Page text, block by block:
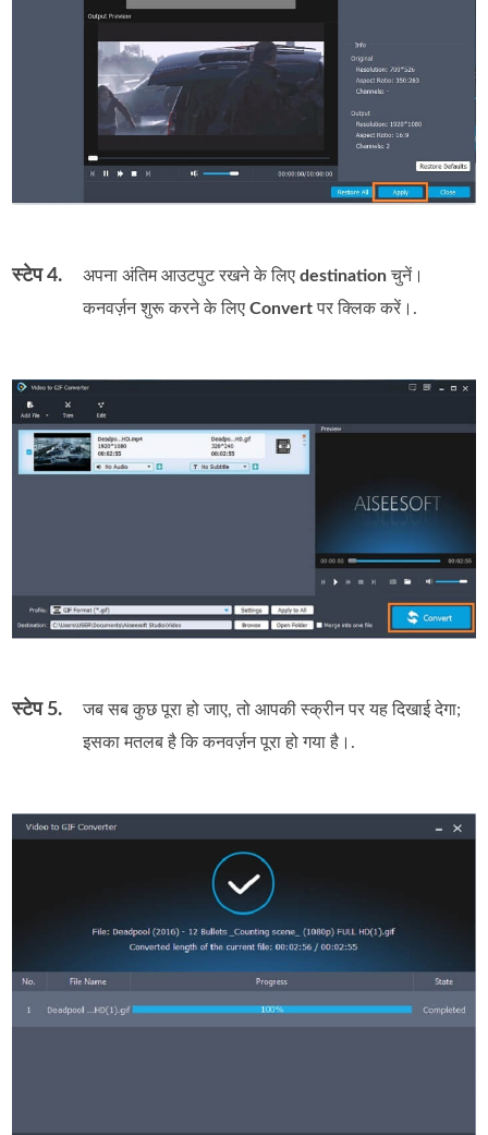
स्टेप 4. अपना अंतिम आउटपुट रखने के लिएdestinationचुनें।
कनवर्ज़न शुरू करने के लिएConvertपर क्लिक करें।.
स्टेप 5.
जब सब कुछ पूरा हो जाए, तो आपकी स्क्रीन पर यह दिखाई देगा;
इसका मतलब है कि कनवर्ज़न पूरा हो गया है।.